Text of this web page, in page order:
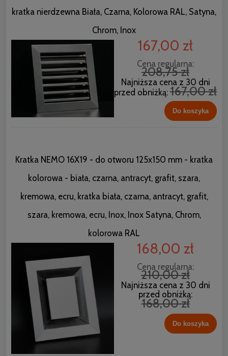
kratka nierdzewna Biała, Czarna, Kolorowa RAL, Satyna,
Chrom, Inox
167,00 zł
Cena regularna:
208,75 zł
Najniższa cena z 30 dni
przed obniżką: 167,00 zł
Do koszyka
Kratka NEMO 16X19 - do otworu 125x150 mm - kratka
kolorowa - biała, czarna, antracyt, grafit, szara,
kremowa, ecru, kratka biała, czarna, antracyt, grafit,
szara, kremowa, ecru, Inox, Inox Satyna, Chrom,
kolorowa RAL
168,00 zł
Cena regularna:
210,00 zł
Najniższa cena z 30 dni
przed obniżką:
168,00 zł
Do koszyka